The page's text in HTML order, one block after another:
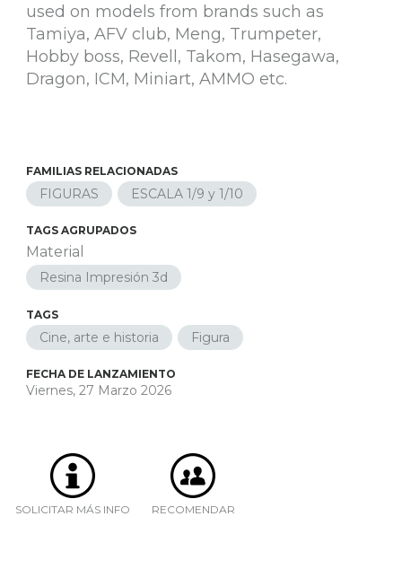
used on models from brands such as
Tamiya, AFV club, Meng, Trumpeter,
Hobby boss, Revell, Takom, Hasegawa,
Dragon, ICM, Miniart, AMMO etc.
FAMILIAS RELACIONADAS
FIGURAS ESCALA 1/9 y 1/10
TAGS AGRUPADOS
Material
Resina Impresión 3d
TAGS
Cine, arte e historia Figura
FECHA DE LANZAMIENTO
Viernes, 27 Marzo 2026
SOLICITAR MÁS INFO RECOMENDAR